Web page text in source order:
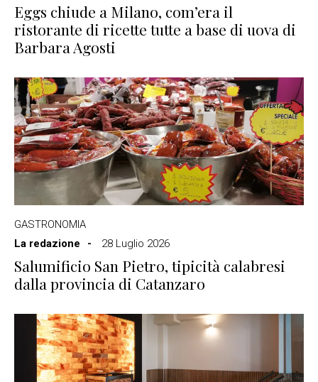
Eggs chiude a Milano, com’era il
ristorante di ricette tutte a base di uova di
Barbara Agosti
GASTRONOMIA
La redazione
28 Luglio 2026
Salumificio San Pietro, tipicità calabresi
dalla provincia di Catanzaro